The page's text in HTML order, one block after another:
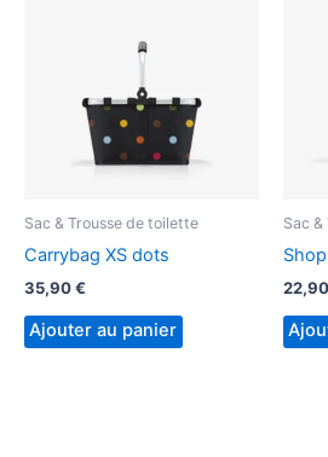
Sac & Trousse de toilette
Carrybag XS dots
35,90€
Ajouter au panier
Sac
22,90